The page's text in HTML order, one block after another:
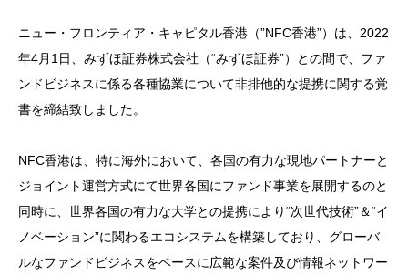
ニュー・フロンティア・キャピタル香港（”NFC香港”）は、2022
年4月1日、みずほ証券株式会社（“みずほ証券”）との間で、ファ
ンドビジネスに係る各種協業について非排他的な提携に関する覚
書を締結致しました。
NFC香港は、特に海外において、各国の有力な現地パートナーと
ジョイント運営方式にて世界各国にファンド事業を展開するのと
同時に、世界各国の有力な大学との提携により“次世代技術”＆“イ
ノベーション”に関わるエコシステムを構築しており、グローバ
ルなファンドビジネスをベースに広範な案件及び情報ネットワー